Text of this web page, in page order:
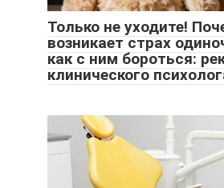
Только не уходите!
возникает страх
как с ним бороться:
клинического